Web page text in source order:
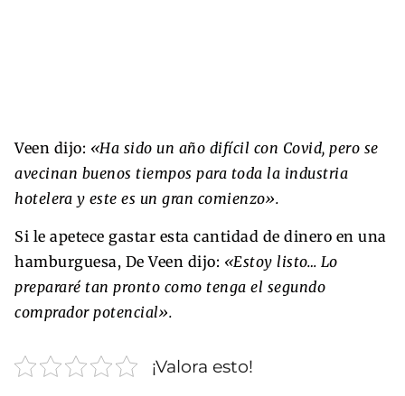
Veen dijo: «Ha sido un año difícil con Covid, pero se
avecinan buenos tiempos para toda la industria
hotelera y este es un gran comienzo».
Si le apetece gastar esta cantidad de dinero en una
hamburguesa, De Veen dijo: «Estoy listo… Lo
prepararé tan pronto como tenga el segundo
comprador potencial».
¡Valora esto!